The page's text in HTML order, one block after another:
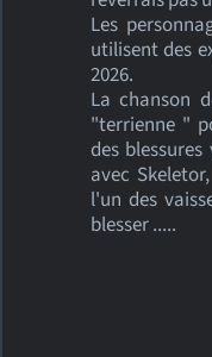
Les
utilisent des
2026.
La chanson
"terrienne "
des
avec
l'un des
blesser .....